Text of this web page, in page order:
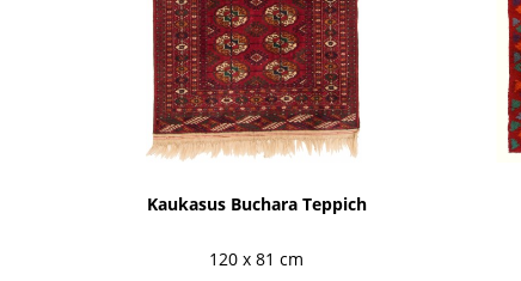
Kaukasus Buchara Teppich
120 x 81 cm